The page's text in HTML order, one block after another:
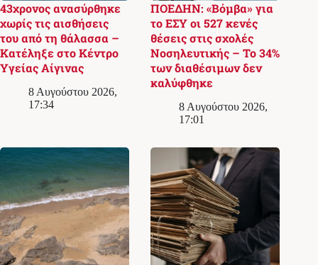
43χρονος ανασύρθηκε
χωρίς τις αισθήσεις
του από τη θάλασσα –
Κατέληξε στο Κέντρο
Υγείας Αίγινας
8 Αυγούστου 2026,
17:34
ΠΟΕΔΗΝ: «Βόμβα» για
το ΕΣΥ οι 527 κενές
θέσεις στις σχολές
Νοσηλευτικής – Το 34%
των διαθέσιμων δεν
καλύφθηκε
8 Αυγούστου 2026,
17:01